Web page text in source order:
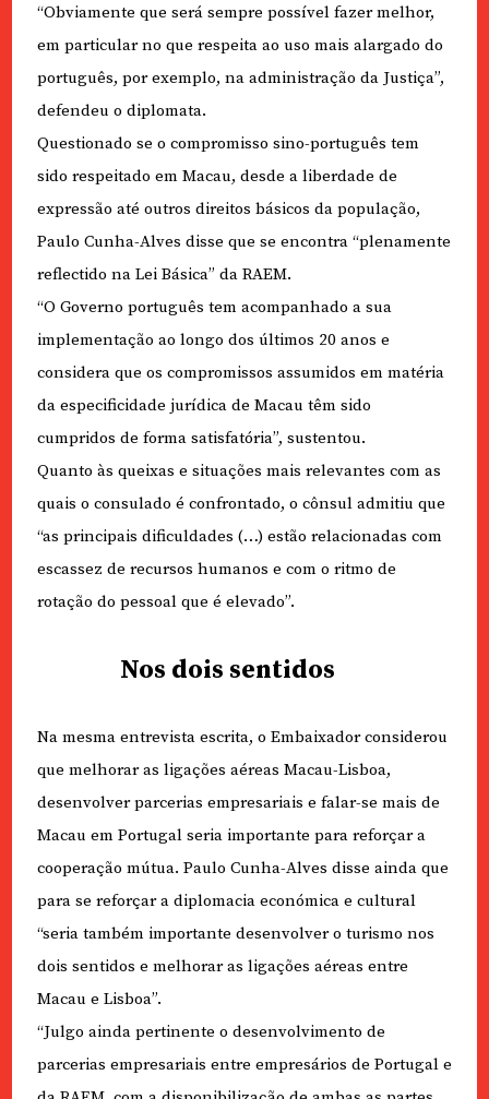
“Obviamente que será sempre possível fazer melhor,
em particular no que respeita ao uso mais alargado do
português, por exemplo, na administração da Justiça”,
defendeu o diplomata.
Questionado se o compromisso sino-português tem
sido respeitado em Macau, desde a liberdade de
expressão até outros direitos básicos da população,
Paulo Cunha-Alves disse que se encontra “plenamente
reflectido na Lei Básica” da RAEM.
“O Governo português tem acompanhado a sua
implementação ao longo dos últimos 20 anos e
considera que os compromissos assumidos em matéria
da especificidade jurídica de Macau têm sido
cumpridos de forma satisfatória”, sustentou.
Quanto às queixas e situações mais relevantes com as
quais o consulado é confrontado, o cônsul admitiu que
“as principais dificuldades (…) estão relacionadas com
escassez de recursos humanos e com o ritmo de
rotação do pessoal que é elevado”.
Nos dois sentidos
Na mesma entrevista escrita, o Embaixador considerou
que melhorar as ligações aéreas Macau-Lisboa,
desenvolver parcerias empresariais e falar-se mais de
Macau em Portugal seria importante para reforçar a
cooperação mútua. Paulo Cunha-Alves disse ainda que
para se reforçar a diplomacia económica e cultural
“seria também importante desenvolver o turismo nos
dois sentidos e melhorar as ligações aéreas entre
Macau e Lisboa”.
“Julgo ainda pertinente o desenvolvimento de
parcerias empresariais entre empresários de Portugal e